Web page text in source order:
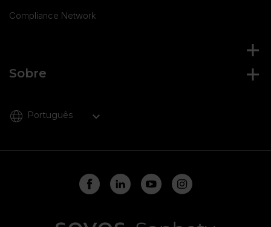
Compliance Network
Sobre
Português